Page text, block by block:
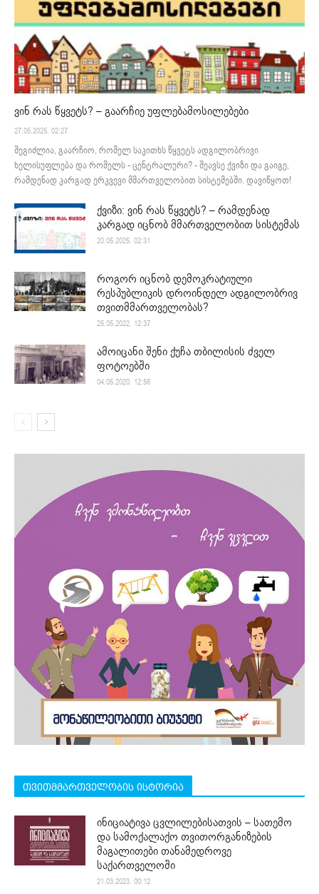
ვინ რას წყვეტს? – გაარჩიე უფლებამოსილებები
27.05.2025. 02:27
შეგიძლია, გაარჩიო, რომელ საკითხს წყვეტს ადგილობრივი
ხელისუფლება და რომელს - ცენტრალური? - შეავსე ქვიზი და გაიგე,
რამდენად კარგად ერკვევი მმართველობით სისტემებში. დავიწყოთ!
ქვიზი: ვინ რას წყვეტს? – რამდენად
კარგად იცნობ მმართველობით სისტემას
20.05.2025. 02:31
როგორ იცნობ დემოკრატიული
რესპუბლიკის დროინდელ ადგილობრივ
თვითმმართველობას?
25.05.2022. 12:37
ამოიცანი შენი ქუჩა თბილისის ძველ
ფოტოებში
04.05.2020. 12:58
თვითმმართველობის ისტორია
ინიციატივა ცვლილებისათვის – სათემო
და სამოქალაქო თვითორგანიზების
მაგალითები თანამედროვე
საქართველოში
21.03.2023. 00:12